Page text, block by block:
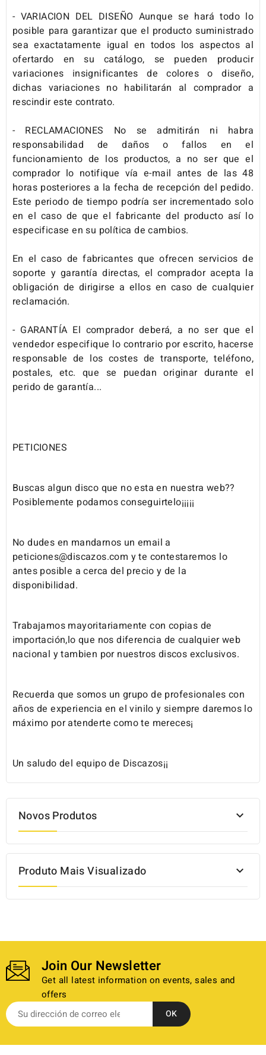
- VARIACION DEL DISEÑO Aunque se hará todo lo
posible para garantizar que el producto suministrado
sea exactatamente igual en todos los aspectos al
ofertardo en su catálogo, se pueden producir
variaciones insignificantes de colores o diseño,
dichas variaciones no habilitarán al comprador a
rescindir este contrato.
- RECLAMACIONES No se admitirán ni habra
responsabilidad de daños o fallos en el
funcionamiento de los productos, a no ser que el
comprador lo notifique vía e-mail antes de las 48
horas posteriores a la fecha de recepción del pedido.
Este periodo de tiempo podría ser incrementado solo
en el caso de que el fabricante del producto así lo
especificase en su política de cambios.
En el caso de fabricantes que ofrecen servicios de
soporte y garantía directas, el comprador acepta la
obligación de dirigirse a ellos en caso de cualquier
reclamación.
- GARANTÍA El comprador deberá, a no ser que el
vendedor especifique lo contrario por escrito, hacerse
responsable de los costes de transporte, teléfono,
postales, etc. que se puedan originar durante el
perido de garantía...
PETICIONES
Buscas algun disco que no esta en nuestra web??
Posiblemente podamos conseguirtelo¡¡¡¡¡
No dudes en mandarnos un email a
peticiones@discazos.com y te contestaremos lo
antes posible a cerca del precio y de la
disponibilidad.
Trabajamos mayoritariamente con copias de
importación,lo que nos diferencia de cualquier web
nacional y tambien por nuestros discos exclusivos.
Recuerda que somos un grupo de profesionales con
años de experiencia en el vinilo y siempre daremos lo
máximo por atenderte como te mereces¡
Un saludo del equipo de Discazos¡¡
Novos Produtos 
Produto Mais Visualizado 
Join Our Newsletter
Get all latest information on events, sales and
offers